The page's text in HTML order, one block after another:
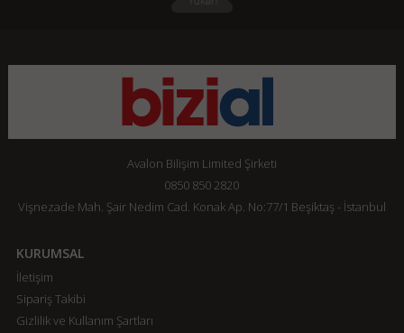
Avalon Bilişim Limited Şirketi
0850 850 2820
Vişnezade Mah. Şair Nedim Cad. Konak Ap. No:77/1 Beşiktaş - İstanbul
KURUMSAL
İletişim
Sipariş Takibi
Gizlilik ve Kullanım Şartları